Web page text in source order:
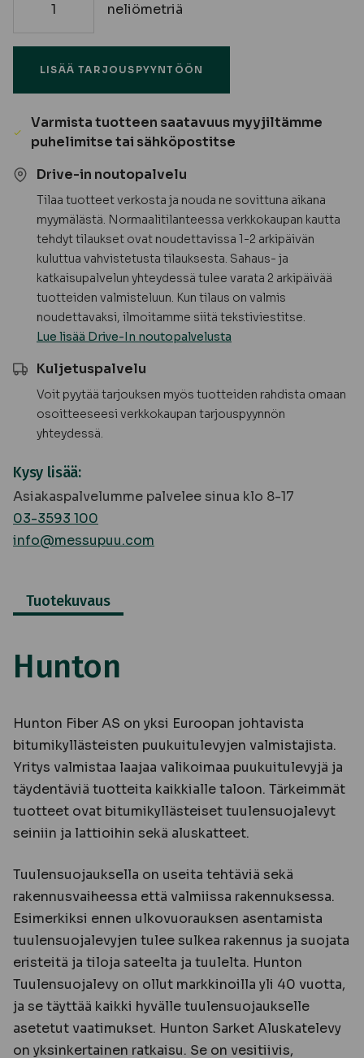
25x1200x3000
määrä
neliömetriä
LISÄÄ TARJOUSPYYNTÖÖN
Varmista tuotteen saatavuus myyjiltämme
puhelimitse tai sähköpostitse
Drive-in noutopalvelu
Tilaa tuotteet verkosta ja nouda ne sovittuna aikana
myymälästä. Normaalitilanteessa verkkokaupan kautta
tehdyt tilaukset ovat noudettavissa 1-2 arkipäivän
kuluttua vahvistetusta tilauksesta. Sahaus- ja
katkaisupalvelun yhteydessä tulee varata 2 arkipäivää
tuotteiden valmisteluun. Kun tilaus on valmis
noudettavaksi, ilmoitamme siitä tekstiviestitse.
Lue lisää Drive-In noutopalvelusta
Kuljetuspalvelu
Voit pyytää tarjouksen myös tuotteiden rahdista omaan
osoitteeseesi verkkokaupan tarjouspyynnön
yhteydessä.
Kysy lisää:
Asiakaspalvelumme palvelee sinua klo 8-17
03-3593 100
info@messupuu.com
Tuotekuvaus
Hunton
Hunton Fiber AS on yksi Euroopan johtavista
bitumikyllästeisten puukuitulevyjen valmistajista.
Yritys valmistaa laajaa valikoimaa puukuitulevyjä ja
täydentäviä tuotteita kaikkialle taloon. Tärkeimmät
tuotteet ovat bitumikyllästeiset tuulensuojalevyt
seiniin ja lattioihin sekä aluskatteet.
Tuulensuojauksella on useita tehtäviä sekä
rakennusvaiheessa että valmiissa rakennuksessa.
Esimerkiksi ennen ulkovuorauksen asentamista
tuulensuojalevyjen tulee sulkea rakennus ja suojata
eristeitä ja tiloja sateelta ja tuulelta. Hunton
Tuulensuojalevy on ollut markkinoilla yli 40 vuotta,
ja se täyttää kaikki hyvälle tuulensuojaukselle
asetetut vaatimukset. Hunton Sarket Aluskatelevy
on yksinkertainen ratkaisu. Se on vesitiivis,